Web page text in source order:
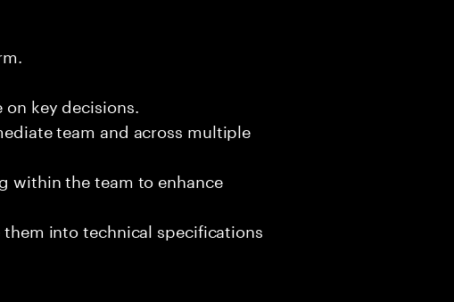
key decisions.
team and across multiple
within the team to enhance
into technical specifications